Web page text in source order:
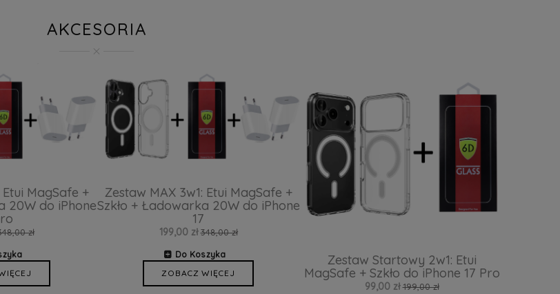
AKCESORIA
MagSafe +
20W do iPhone
zł
Zestaw MAX 3w1: Etui MagSafe +
Szkło + Ładowarka 20W do iPhone
17
199,00 zł 348,00 zł
Do Koszyka
ZOBACZ WIĘCEJ
Zestaw Startowy 2w1: Etui
MagSafe + Szkło do iPhone 17 Pro
99,00 zł 199,00 zł